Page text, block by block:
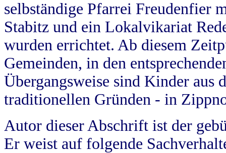
selbständige Pfarrei Freudenfier
Stabitz und ein Lokalvikariat
wurden errichtet. Ab diesem
Gemeinden, in den
Übergangsweise sind Kinder aus
traditionellen Gründen - in
Autor dieser Abschrift ist der
Er weist auf folgende